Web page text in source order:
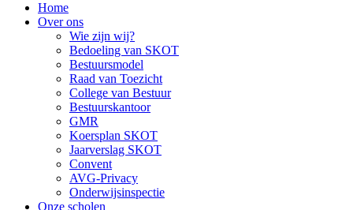
Home
Over ons
Wie zijn wij?
Bedoeling van SKOT
Bestuursmodel
Raad van Toezicht
College van Bestuur
Bestuurskantoor
GMR
Koersplan SKOT
Jaarverslag SKOT
Convent
AVG-Privacy
Onderwijsinspectie
Onze scholen